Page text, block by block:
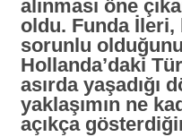
alınması öne
oldu. Funda İleri,
sorunlu
Hollanda’daki
asırda yaşadığı
yaklaşımın ne
açıkça